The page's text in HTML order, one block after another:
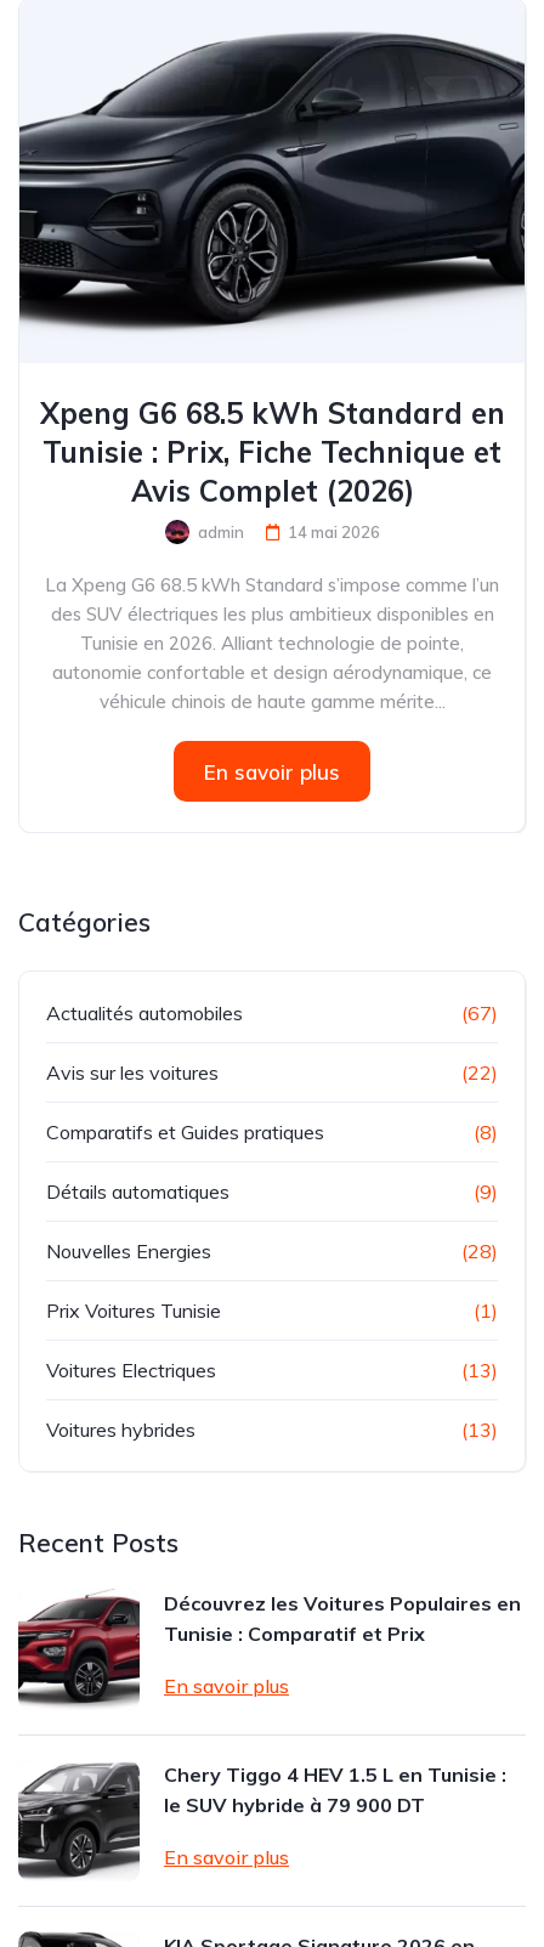
Xpeng G6 68.5 kWh Standard en
Tunisie : Prix, Fiche Technique et
Avis Complet (2026)
admin 14 mai 2026
La Xpeng G6 68.5 kWh Standard s’impose comme l’un
des SUV électriques les plus ambitieux disponibles en
Tunisie en 2026. Alliant technologie de pointe,
autonomie confortable et design aérodynamique, ce
véhicule chinois de haute gamme mérite...
En savoir plus
Catégories
Actualités automobiles (67)
Avis sur les voitures (22)
Comparatifs et Guides pratiques (8)
Détails automatiques (9)
Nouvelles Energies (28)
Prix Voitures Tunisie (1)
Voitures Electriques (13)
Voitures hybrides (13)
Recent Posts
Découvrez les Voitures Populaires en
Tunisie : Comparatif et Prix
En savoir plus
Chery Tiggo 4 HEV 1.5 L en Tunisie :
le SUV hybride à 79 900 DT
En savoir plus